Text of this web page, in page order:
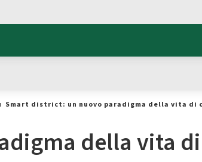
Smart district: un nuovo paradigma della vita di
della vita